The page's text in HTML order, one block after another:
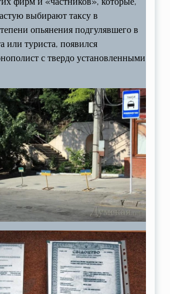
выбирают таксу в
опьянения подгулявшего в
или туриста, появился
с твердо установленными